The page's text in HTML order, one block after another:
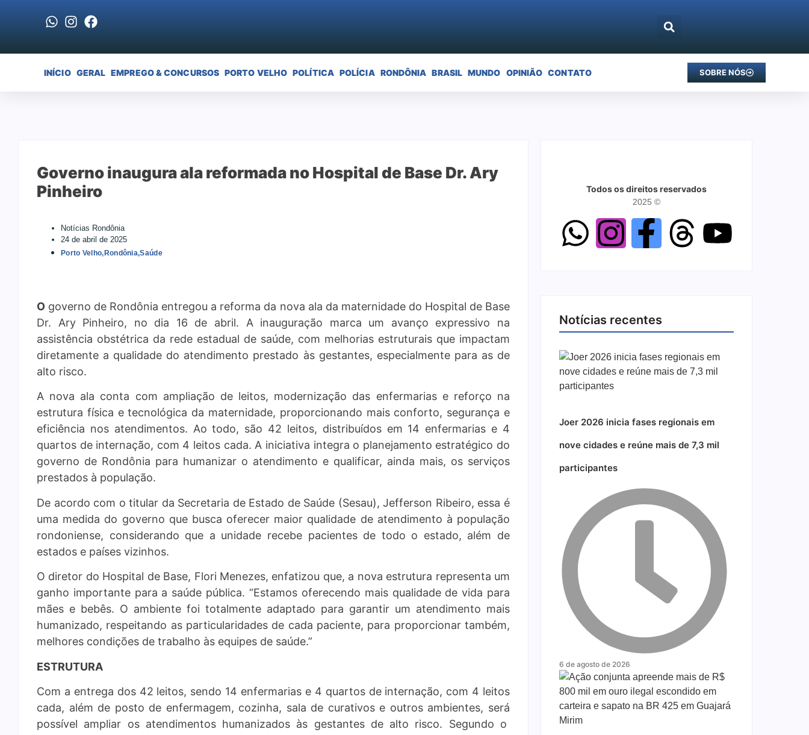
INÍCIO GERAL EMPREGO & CONCURSOS PORTO VELHO POLÍTICA POLÍCIA RONDÔNIA BRASIL MUNDO OPINIÃO CONTATO SOBRE NÓS
Governo inaugura ala reformada no Hospital de Base Dr. Ary
Pinheiro
Notícias Rondônia
24 de abril de 2025
Porto Velho, Rondônia,Saúde
O governo de Rondônia entregou a reforma da nova ala da maternidade do Hospital de Base
Dr. Ary Pinheiro, no dia 16 de abril. A inauguração marca um avanço expressivo na
assistência obstétrica da rede estadual de saúde, com melhorias estruturais que impactam
diretamente a qualidade do atendimento prestado às gestantes, especialmente para as de
alto risco.
A nova ala conta com ampliação de leitos, modernização das enfermarias e reforço na
estrutura física e tecnológica da maternidade, proporcionando mais conforto, segurança e
eficiência nos atendimentos. Ao todo, são 42 leitos, distribuídos em 14 enfermarias e 4
quartos de internação, com 4 leitos cada. A iniciativa integra o planejamento estratégico do
governo de Rondônia para humanizar o atendimento e qualificar, ainda mais, os serviços
prestados à população.
De acordo com o titular da Secretaria de Estado de Saúde (Sesau), Jefferson Ribeiro, essa é
uma medida do governo que busca oferecer maior qualidade de atendimento à população
rondoniense, considerando que a unidade recebe pacientes de todo o estado, além de
estados e países vizinhos.
O diretor do Hospital de Base, Flori Menezes, enfatizou que, a nova estrutura representa um
ganho importante para a saúde pública. “Estamos oferecendo mais qualidade de vida para
mães e bebês. O ambiente foi totalmente adaptado para garantir um atendimento mais
humanizado, respeitando as particularidades de cada paciente, para proporcionar também,
melhores condições de trabalho às equipes de saúde.”
ESTRUTURA
Com a entrega dos 42 leitos, sendo 14 enfermarias e 4 quartos de internação, com 4 leitos
cada, além de posto de enfermagem, cozinha, sala de curativos e outros ambientes, será
possível ampliar os atendimentos humanizados às gestantes de alto risco. Segundo o
Todos os direitos reservados
2025 ©
Notícias recentes
Joer 2026 inicia fases regionais em
nove cidades e reúne mais de 7,3 mil
participantes
6 de agosto de 2026